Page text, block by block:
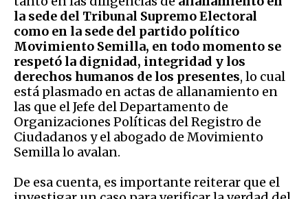
la sede del Tribunal Supremo Electoral
como en la sede del partido político
Movimiento Semilla, en todo momento se
respetó la dignidad, integridad y los
derechos humanos de los presentes, lo cual
está plasmado en actas de allanamiento en
las que el Jefe del Departamento de
Organizaciones Políticas del Registro de
Ciudadanos y el abogado de Movimiento
Semilla lo avalan.
De esa cuenta, es importante reiterar que el